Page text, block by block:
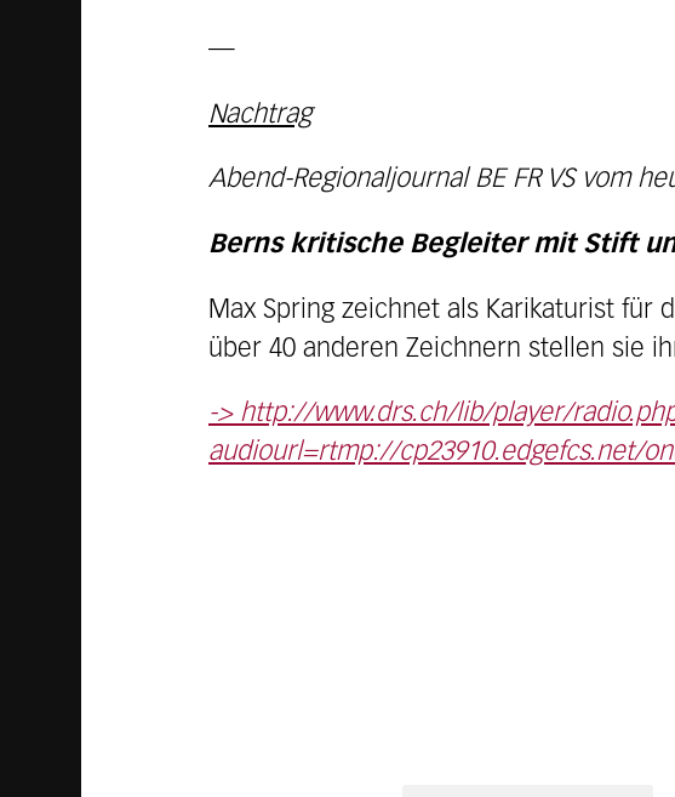
—
Nachtrag
Abend-Regionaljournal BE FR VS vom
Berns kritische Begleiter mit Stift
Max Spring zeichnet als Karikaturist für
über 40 anderen Zeichnern stellen sie
-> http://www.drs.ch/lib/player/
audiourl=rtmp://cp23910.edgefcs.net/